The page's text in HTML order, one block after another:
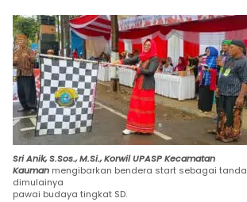
Sri Anik, S.Sos., M.Si., Korwil UPASP Kecamatan
Kauman mengibarkan bendera start sebagai tanda
dimulainya
pawai budaya tingkat SD.